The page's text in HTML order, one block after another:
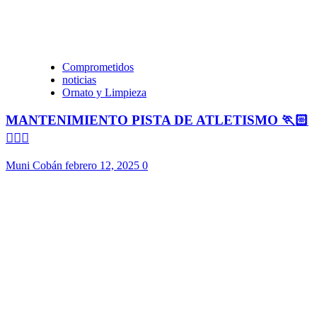
Comprometidos
noticias
Ornato y Limpieza
MANTENIMIENTO PISTA DE ATLETISMO 🏃🏻
🏃🏻‍♀️
Muni Cobán febrero 12, 2025 0